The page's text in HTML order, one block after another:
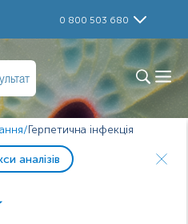
0 800 503 680
/Герпетична інфекція
аналізів